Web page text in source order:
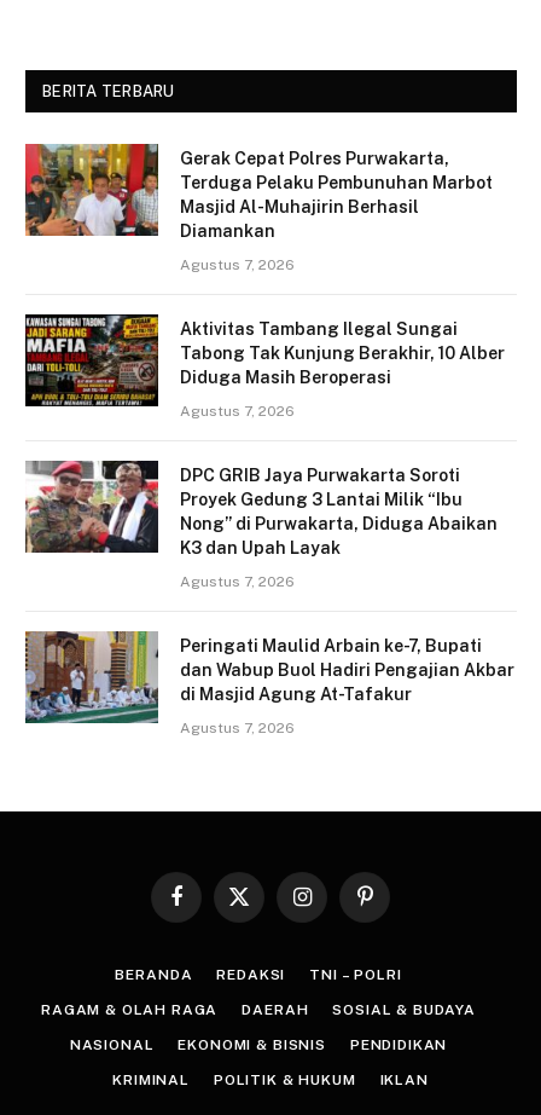
BERITA TERBARU
Gerak Cepat Polres Purwakarta,
Terduga Pelaku Pembunuhan Marbot
Masjid Al-Muhajirin Berhasil
Diamankan
Agustus 7, 2026
Aktivitas Tambang Ilegal Sungai
Tabong Tak Kunjung Berakhir, 10 Alber
Diduga Masih Beroperasi
Agustus 7, 2026
DPC GRIB Jaya Purwakarta Soroti
Proyek Gedung 3 Lantai Milik “Ibu
Nong” di Purwakarta, Diduga Abaikan
K3 dan Upah Layak
Agustus 7, 2026
Peringati Maulid Arbain ke-7, Bupati
dan Wabup Buol Hadiri Pengajian Akbar
di Masjid Agung At-Tafakur
Agustus 7, 2026
Facebook
X
InstagramPinterest
BERANDA REDAKSI TNI – POLRI
RAGAM & OLAH RAGA DAERAH SOSIAL & BUDAYA
NASIONAL EKONOMI & BISNIS PENDIDIKAN
KRIMINAL POLITIK & HUKUM IKLAN